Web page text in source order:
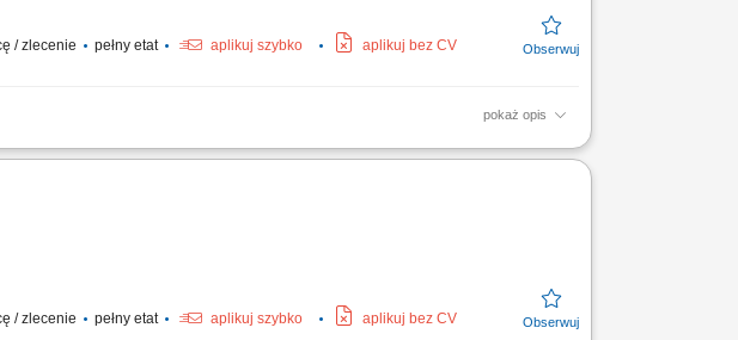
/ zlecenie pełny etat aplikuj szybko aplikuj bez CV
pokaż opis
wodno-kanalizacyjne, klimatyzacyjne, grzewcze, wentylacyjne;
/ zlecenie pełny etat aplikuj szybko aplikuj bez CV